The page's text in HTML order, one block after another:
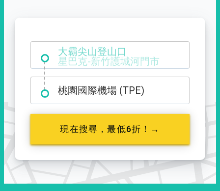
大霸尖山登山口
桃園國際機場 (TPE)
現在搜尋，最低6折！→